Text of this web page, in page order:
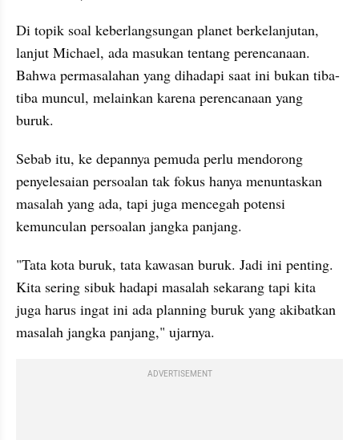
Di topik soal keberlangsungan planet berkelanjutan,
lanjut Michael, ada masukan tentang perencanaan.
Bahwa permasalahan yang dihadapi saat ini bukan tiba-
tiba muncul, melainkan karena perencanaan yang
buruk.
Sebab itu, ke depannya pemuda perlu mendorong
penyelesaian persoalan tak fokus hanya menuntaskan
masalah yang ada, tapi juga mencegah potensi
kemunculan persoalan jangka panjang.
"Tata kota buruk, tata kawasan buruk. Jadi ini penting.
Kita sering sibuk hadapi masalah sekarang tapi kita
juga harus ingat ini ada planning buruk yang akibatkan
masalah jangka panjang," ujarnya.
ADVERTISEMENT